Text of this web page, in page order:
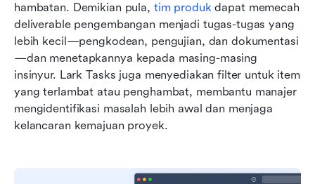
hambatan. Demikian pula, tim produk dapat memecah
deliverable pengembangan menjadi tugas-tugas yang
lebih kecil—pengkodean, pengujian, dan dokumentasi
—dan menetapkannya kepada masing-masing
insinyur. Lark Tasks juga menyediakan filter untuk item
yang terlambat atau penghambat, membantu manajer
mengidentifikasi masalah lebih awal dan menjaga
kelancaran kemajuan proyek.